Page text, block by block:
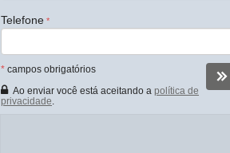
Telefone
* campos obrigatórios
Ao enviar você está aceitando a política de
privacidade